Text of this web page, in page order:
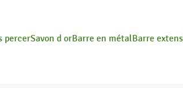
percerSavon d orBarre en métalBarre